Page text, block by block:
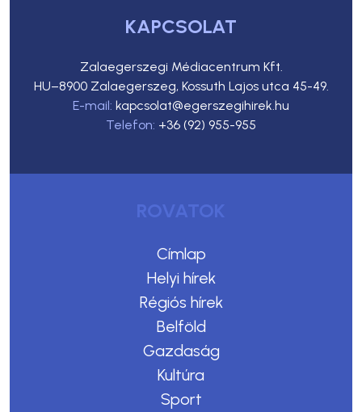
KAPCSOLAT
Zalaegerszegi Médiacentrum Kft.
HU–8900 Zalaegerszeg, Kossuth Lajos utca 45-49.
E-mail: kapcsolat@egerszegihirek.hu
Telefon: +36 (92) 955-955
ROVATOK
Címlap
Helyi hírek
Régiós hírek
Belföld
Gazdaság
Kultúra
Sport